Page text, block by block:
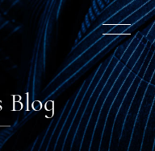
Blog